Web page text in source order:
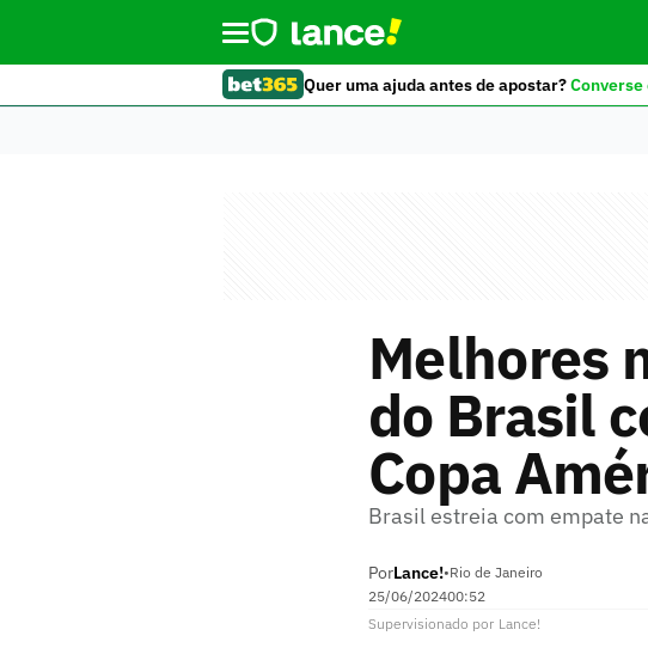
Quer uma ajuda antes de apostar?Converse
Melhores
do Brasil
Copa
Brasil estreia com empate
PorLance!•Rio de Janeiro
25/06/202400:52
Supervisionado por Lance!